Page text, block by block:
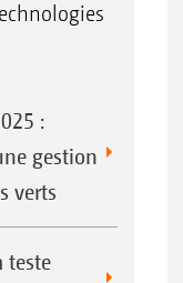
:
gestion
verts
teste